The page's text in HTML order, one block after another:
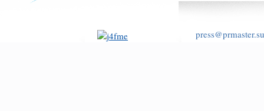
press@prmaster.su